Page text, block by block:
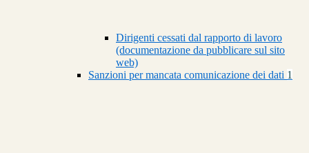
Dirigenti cessati dal rapporto di lavoro
(documentazione da pubblicare sul sito
web)
Sanzioni per mancata comunicazione dei dati 1